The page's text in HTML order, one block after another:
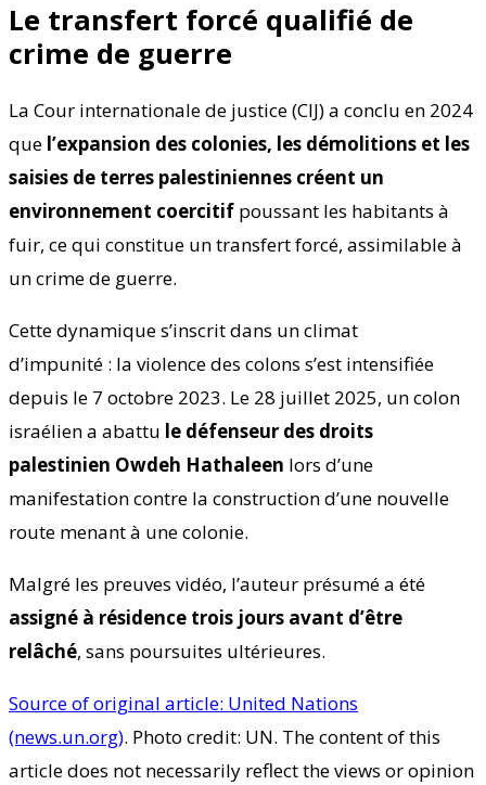
Le transfert forcé qualifié de
crime de guerre
La Cour internationale de justice (CIJ) a conclu en 2024
que l’expansion des colonies, les démolitions et les
saisies de terres palestiniennes créent un
environnement coercitif poussant les habitants à
fuir, ce qui constitue un transfert forcé, assimilable à
un crime de guerre.
Cette dynamique s’inscrit dans un climat
d’impunité : la violence des colons s’est intensifiée
depuis le 7 octobre 2023. Le 28 juillet 2025, un colon
israélien a abattu le défenseur des droits
palestinien Owdeh Hathaleen lors d’une
manifestation contre la construction d’une nouvelle
route menant à une colonie.
Malgré les preuves vidéo, l’auteur présumé a été
assigné à résidence trois jours avant d’être
relâché, sans poursuites ultérieures.
Source of original article: United Nations
(news.un.org). Photo credit: UN. The content of this
article does not necessarily reflect the views or opinion